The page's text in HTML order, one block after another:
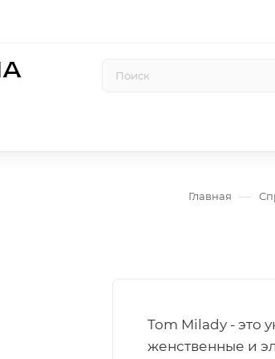
Главная —
Tom Milady - это
женственные и